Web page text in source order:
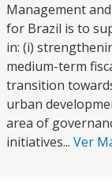
Management
for Brazil is to
in: (i)
medium-term
transition
urban
area of
initiatives... Ver